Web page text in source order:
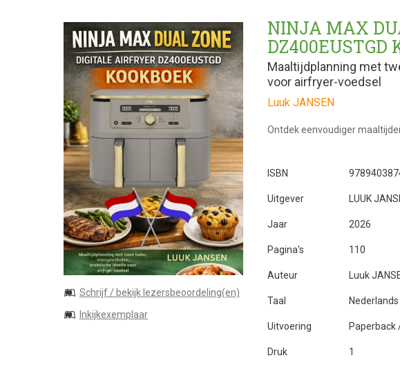
Schrijf / bekijk lezersbeoordeling(en)
Inkijkexemplaar
NINJA MAX
DZ400EUSTGD
Maaltijdplanning met
voor airfryer-voedsel
Luuk JANSEN
Ontdek eenvoudiger
ISBN
Uitgever LUUK
Jaar 2026
Pagina's 110
Auteur Luuk
Taal Nederlands
Uitvoering Paperback
Druk 1